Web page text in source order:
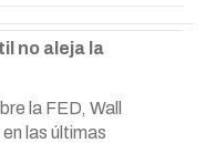
no aleja la
la FED, Wall
las últimas